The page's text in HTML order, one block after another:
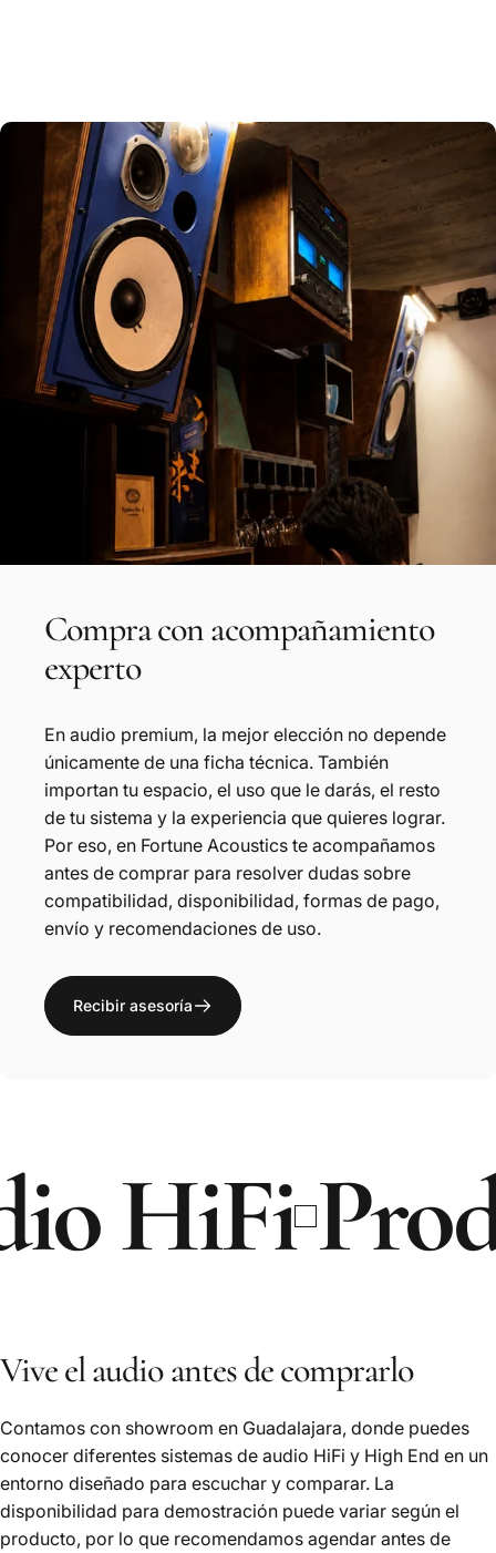
Compraconacompañamiento
experto
En audio premium, la mejor elección no depende
únicamente de una ficha técnica. También
importan tu espacio, el uso que le darás, el resto
de tu sistema y la experiencia que quieres lograr.
Por eso, en Fortune Acoustics te acompañamos
antes de comprar para resolver dudas sobre
compatibilidad, disponibilidad, formas de pago,
envío y recomendaciones de uso.
Recibir asesoría
HiFi
Vive el audio antes de comprarlo
Contamos con showroom en Guadalajara, donde puedes
conocer diferentes sistemas de audio HiFi y High End en un
entorno diseñado para escuchar y comparar. La
disponibilidad para demostración puede variar según el
producto, por lo que recomendamos agendar antes de